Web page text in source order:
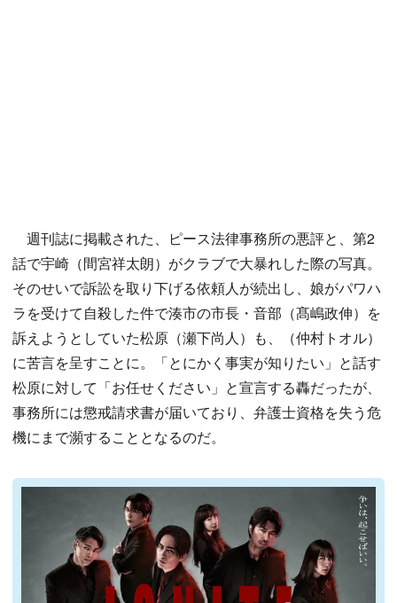
週刊誌に掲載された、ピース法律事務所の悪評と、第2
話で宇崎（間宮祥太朗）がクラブで大暴れした際の写真。
そのせいで訴訟を取り下げる依頼人が続出し、娘がパワハ
ラを受けて自殺した件で湊市の市長・音部（髙嶋政伸）を
訴えようとしていた松原（瀬下尚人）も、（仲村トオル）
に苦言を呈すことに。「とにかく事実が知りたい」と話す
松原に対して「お任せください」と宣言する轟だったが、
事務所には懲戒請求書が届いており、弁護士資格を失う危
機にまで瀕することとなるのだ。